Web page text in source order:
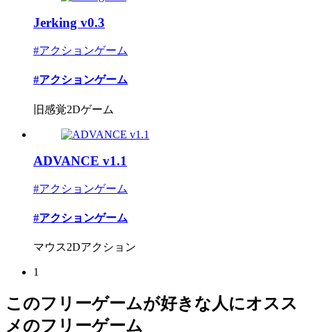
Jerking v0.3
#アクションゲーム
#アクションゲーム
旧感覚2Dゲーム
ADVANCE v1.1
#アクションゲーム
#アクションゲーム
マウス2Dアクション
1
このフリーゲームが好きな人にオスス
メのフリーゲーム